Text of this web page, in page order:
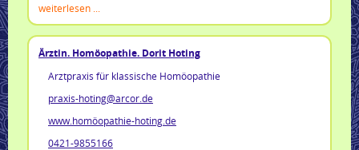
weiterlesen ...
Ärztin. Homöopathie. Dorit Hoting
Arztpraxis für klassische Homöopathie
praxis-hoting@arcor.de
www.homöopathie-hoting.de
0421-9855166